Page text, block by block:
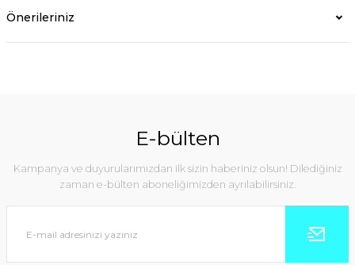
Önerileriniz
E-bülten
Kampanya ve duyurularımızdan ilk sizin haberiniz olsun! Dilediğiniz
zaman e-bülten aboneliğimizden ayrılabilirsiniz.